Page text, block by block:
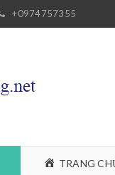
+0974757355
TRANG